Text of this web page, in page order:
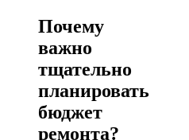
Почему
важно
тщательно
планировать
бюджет
ремонта?